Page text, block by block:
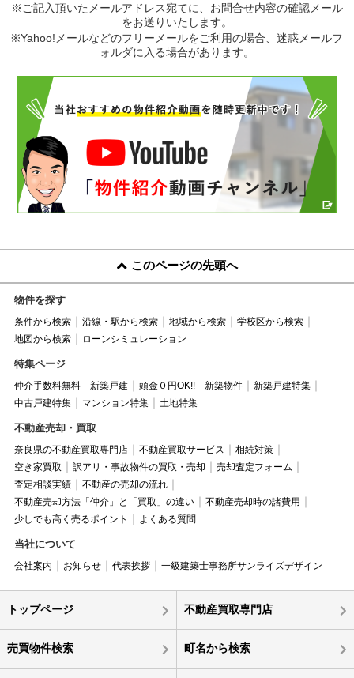
※ご記入頂いたメールアドレス宛てに、お問合せ内容の確認メール
をお送りいたします。
※Yahoo!メールなどのフリーメールをご利用の場合、迷惑メールフ
ォルダに入る場合があります。
このページの先頭へ
物件を探す
条件から検索 沿線・駅から検索 地域から検索
学校区から検索
地図から検索
ローンシミュレーション
特集ページ
仲介手数料無料 新築戸建 頭金０円OK!! 新築物件
新築戸建特集
中古戸建特集
マンション特集 土地特集
不動産売却・買取
奈良県の不動産買取専門店 不動産買取サービス
相続対策
空き家買取
訳アリ・事故物件の買取・売却
売却査定フォーム
査定相談実績
不動産の売却の流れ
不動産売却方法「仲介」と「買取」の違い
不動産売却時の諸費用
少しでも高く売るポイント
よくある質問
当社について
会社案内 お知らせ 代表挨拶 一級建築士事務所サンライズデザイン
トップページ 不動産買取専門店
売買物件検索 町名から検索